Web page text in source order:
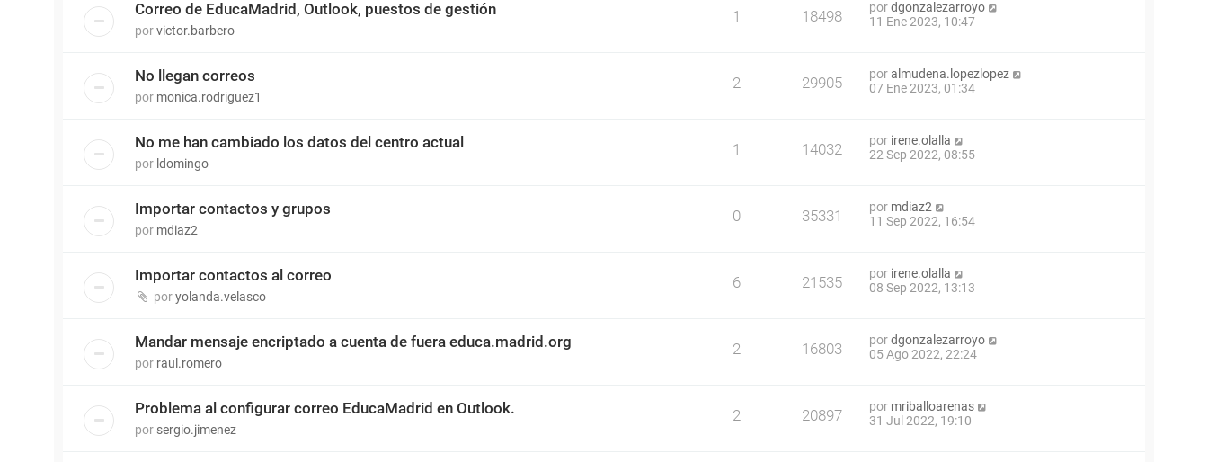
Correo de EducaMadrid, Outlook, puestos de gestión
porvictor.barbero
1 18498 pordgonzalezarroyo
11 Ene 2023, 10:47
No llegan correos
por monica.rodriguez1
2 29905 poralmudena.lopezlopez
07 Ene 2023, 01:34
No me han cambiado los datos del centro actual
por ldomingo
1 14032 por irene.olalla
22 Sep 2022, 08:55
Importar contactos y grupos
por mdiaz2
0 35331 por mdiaz2
11 Sep 2022, 16:54
Importar contactos al correo
poryolanda.velasco
6 21535 por irene.olalla
08 Sep 2022, 13:13
Mandar mensaje encriptado a cuenta de fuera educa.madrid.org
por raul.romero
2 16803 pordgonzalezarroyo
05 Ago 2022, 22:24
Problema al configurar correo EducaMadrid en Outlook.
por sergio.jimenez
2 20897 por mriballoarenas
31 Jul 2022, 19:10